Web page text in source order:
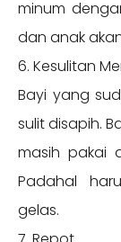
minum
dan anak
6. Kesulitan
Bayi yang
sulit disapih.
masih pakai
Padahal
gelas.